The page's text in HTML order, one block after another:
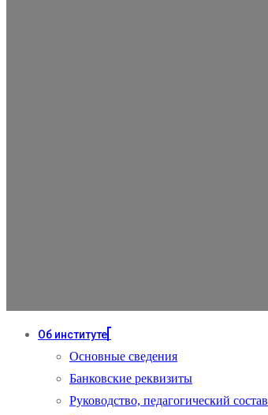
Об институте
Основные сведения
Банковские реквизиты
Руководство, педагогический состав